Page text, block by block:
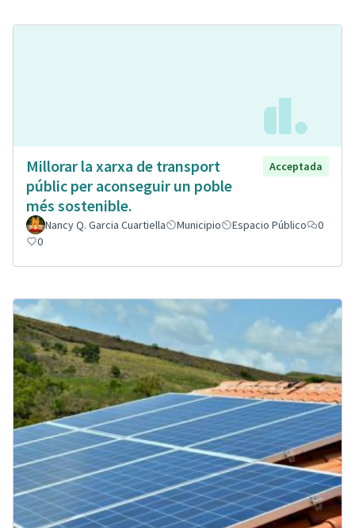
Millorar la xarxa de transport
públic per aconseguir un poble
més sostenible.
Acceptada
Nancy Q. Garcia Cuartiella Municipio Espacio Público
0
0